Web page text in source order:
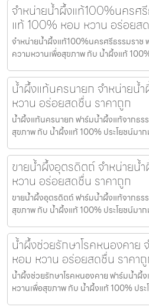
จำหน่ายน้ำผึ้งแท้100%นครศ
แท้ 100% หอม หวาน อร่อยส
จำหน่ายน้ำผึ้งแท้100%นครศรีธรรมราช
ความหวานเพื่อสุขภาพ กับ น้ำผึ้งแท้
น้ำผึ้งแท้นครนายก จำหน่ายน้
หวาน อร่อยสดชื่น ราคาถูก
น้ำผึ้งแท้นครนายก ฟาร์มน้ำผึ้งแท้จากธร
สุขภาพ กับ น้ำผึ้งแท้ 100% ประโยชน์มา
ขายน้ำผึ้งอุตรดิตถ์ จำหน่ายน้
หวาน อร่อยสดชื่น ราคาถูก
ขายน้ำผึ้งอุตรดิตถ์ ฟาร์มน้ำผึ้งแท้จากธร
สุขภาพ กับ น้ำผึ้งแท้ 100% ประโยชน์มา
น้ำผึ้งช่วยรักษาโรคหนองคาย
หอม หวาน อร่อยสดชื่น ราคา
น้ำผึ้งช่วยรักษาโรคหนองคาย ฟาร์มน้ำผึ้
หวานเพื่อสุขภาพ กับ น้ำผึ้งแท้ 100% ปร